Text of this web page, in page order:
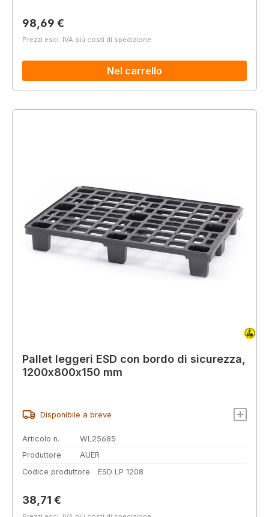
Prezzo normale:
98,69 €
Prezzi escl. IVA più costi di spedizione
Nel carrello
Pallet leggeri ESD con bordo di sicurezza,
1200x800x150 mm
Disponibile a breve
Articolo n.
WL25685
Produttore
AUER
Codice produttore
ESD LP 1208
Prezzo normale:
38,71 €